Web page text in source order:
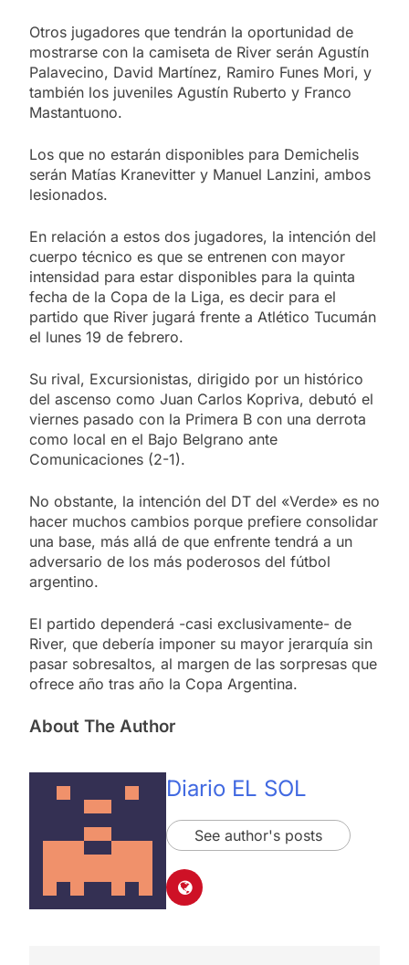
Otros jugadores que tendrán la oportunidad de
mostrarse con la camiseta de River serán Agustín
Palavecino, David Martínez, Ramiro Funes Mori, y
también los juveniles Agustín Ruberto y Franco
Mastantuono.
Los que no estarán disponibles para Demichelis
serán Matías Kranevitter y Manuel Lanzini, ambos
lesionados.
En relación a estos dos jugadores, la intención del
cuerpo técnico es que se entrenen con mayor
intensidad para estar disponibles para la quinta
fecha de la Copa de la Liga, es decir para el
partido que River jugará frente a Atlético Tucumán
el lunes 19 de febrero.
Su rival, Excursionistas, dirigido por un histórico
del ascenso como Juan Carlos Kopriva, debutó el
viernes pasado con la Primera B con una derrota
como local en el Bajo Belgrano ante
Comunicaciones (2-1).
No obstante, la intención del DT del «Verde» es no
hacer muchos cambios porque prefiere consolidar
una base, más allá de que enfrente tendrá a un
adversario de los más poderosos del fútbol
argentino.
El partido dependerá -casi exclusivamente- de
River, que debería imponer su mayor jerarquía sin
pasar sobresaltos, al margen de las sorpresas que
ofrece año tras año la Copa Argentina.
About The Author
Diario EL SOL
See author's posts